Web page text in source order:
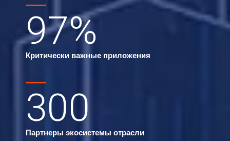
97%
Критически важные приложения
300
Партнеры экосистемы отрасли